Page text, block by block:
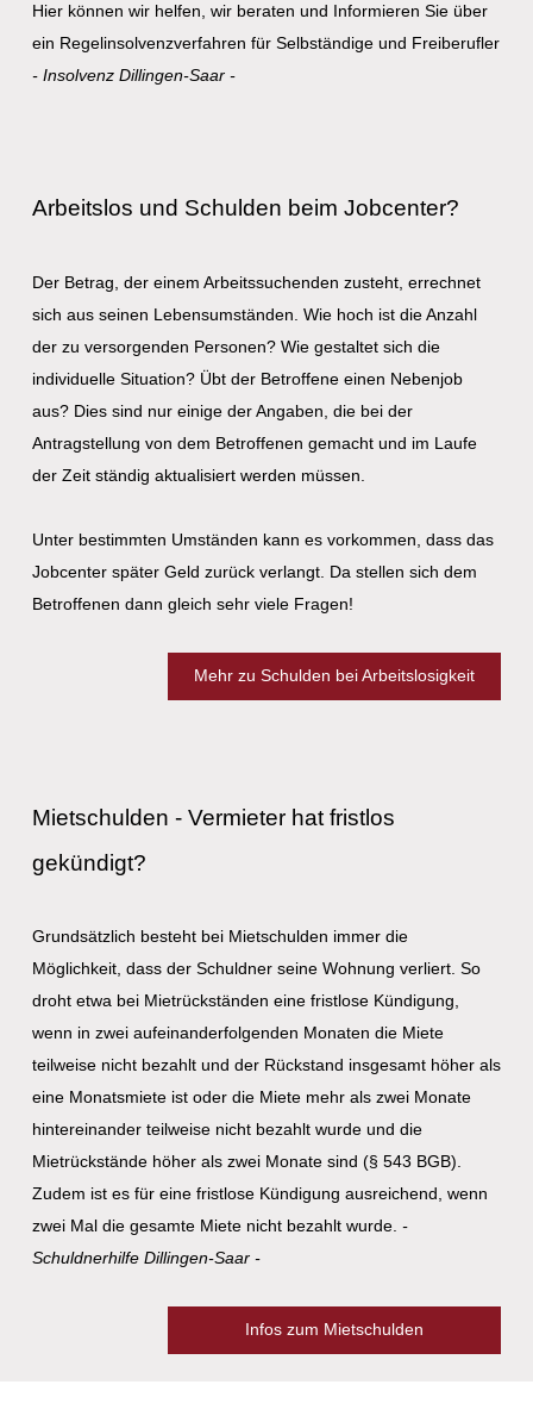
Hier können wir helfen, wir beraten und Informieren Sie über
ein Regel­insolvenz­verfahren für Selbständige und Freiberufler
- Insolvenz Dillingen-Saar -
Arbeitslos und Schulden beim Jobcenter?
Der Betrag, der einem Arbeitssuchenden zusteht, errechnet
sich aus seinen Lebensumständen. Wie hoch ist die Anzahl
der zu versorgenden Personen? Wie gestaltet sich die
individuelle Situation? Übt der Betroffene einen Nebenjob
aus? Dies sind nur einige der Angaben, die bei der
Antragstellung von dem Betroffenen gemacht und im Laufe
der Zeit ständig aktualisiert werden müssen.
Unter bestimmten Umständen kann es vorkommen, dass das
Jobcenter später Geld zurück verlangt. Da stellen sich dem
Betroffenen dann gleich sehr viele Fragen!
Mehr zu Schulden bei Arbeitslosigkeit
Mietschulden - Vermieter hat fristlos
gekündigt?
Grundsätzlich besteht bei Mietschulden immer die
Möglichkeit, dass der Schuldner seine Wohnung verliert. So
droht etwa bei Mietrückständen eine fristlose Kündigung,
wenn in zwei aufeinanderfolgenden Monaten die Miete
teilweise nicht bezahlt und der Rückstand insgesamt höher als
eine Monatsmiete ist oder die Miete mehr als zwei Monate
hintereinander teilweise nicht bezahlt wurde und die
Mietrückstände höher als zwei Monate sind (§ 543 BGB).
Zudem ist es für eine fristlose Kündigung ausreichend, wenn
zwei Mal die gesamte Miete nicht bezahlt wurde. -
Schuldnerhilfe Dillingen-Saar -
Infos zum Mietschulden